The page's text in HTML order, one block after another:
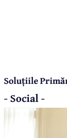
Soluțiile
- Social -